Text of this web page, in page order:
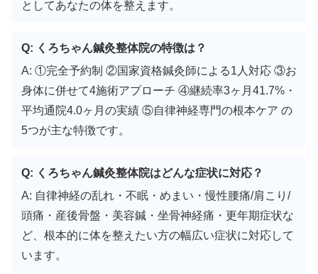
としてあなたの体を整えます。
Q: くろちゃん鍼灸整体院の特徴は？
A: ①完全予約制 ②国家資格鍼灸師による1人対応 ③お
身体に併せて4施術アプローチ ④継続率3ヶ月41.7%・
平均通院4.0ヶ月の実績 ⑤自律神経専門の根本ケア の
5つが主な特徴です。
Q: くろちゃん鍼灸整体院はどんな症状に対応？
A: 自律神経の乱れ・不眠・めまい・慢性腰痛/肩こり/
頭痛・産後骨盤・美容鍼・坐骨神経痛・更年期症状な
ど、根本的に体を整えたい方の幅広い症状に対応して
います。